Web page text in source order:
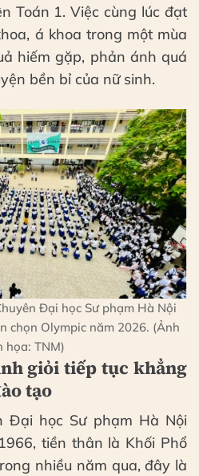
Toán 1. Việc cùng lúc đạt
á khoa trong một mùa
hiếm gặp, phản ánh quá
bền bỉ của nữ sinh.
Đại học Sư phạm Hà Nội
chọn Olympic năm 2026. (Ảnh
họa: TNM)
giỏi tiếp tục khẳng
tạo
Đại học Sư phạm Hà Nội
tiền thân là Khối Phổ
nhiều năm qua, đây là